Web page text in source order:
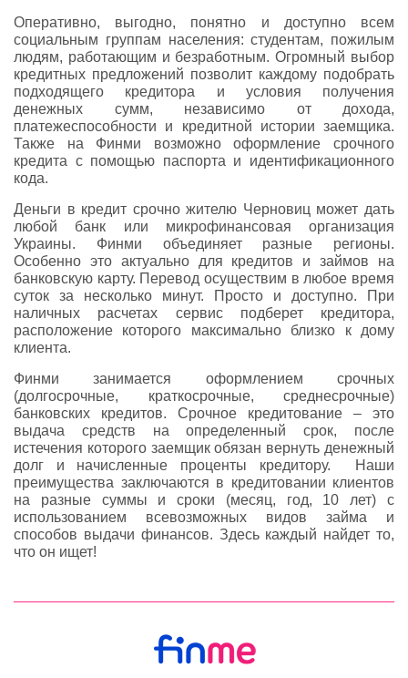
Оперативно, выгодно, понятно и доступно всем
социальным группам населения: студентам, пожилым
людям, работающим и безработным. Огромный выбор
кредитных предложений позволит каждому подобрать
подходящего кредитора и условия получения
денежных сумм, независимо от дохода,
платежеспособности и кредитной истории заемщика.
Также на Финми возможно оформление срочного
кредита с помощью паспорта и идентификационного
кода.
Деньги в кредит срочно жителю Черновиц может дать
любой банк или микрофинансовая организация
Украины. Финми объединяет разные регионы.
Особенно это актуально для кредитов и займов на
банковскую карту. Перевод осуществим в любое время
суток за несколько минут. Просто и доступно. При
наличных расчетах сервис подберет кредитора,
расположение которого максимально близко к дому
клиента.
Финми занимается оформлением срочных
(долгосрочные, краткосрочные, среднесрочные)
банковских кредитов. Срочное кредитование – это
выдача средств на определенный срок, после
истечения которого заемщик обязан вернуть денежный
долг и начисленные проценты кредитору. Наши
преимущества заключаются в кредитовании клиентов
на разные суммы и сроки (месяц, год, 10 лет) с
использованием всевозможных видов займа и
способов выдачи финансов. Здесь каждый найдет то,
что он ищет!